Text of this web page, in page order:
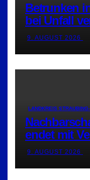
Betrunken
bei Unfall
9. AUGUST 2026
LANDKREIS
endet mit
9. AUGUST 2026